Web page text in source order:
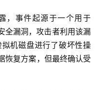
，事件起源于一个用于
全漏洞，攻击者利用该漏
机磁盘进行了破坏性操
恢复方案，但最终确认受